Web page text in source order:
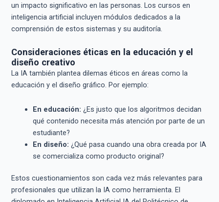
un impacto significativo en las personas. Los cursos en
inteligencia artificial incluyen módulos dedicados a la
comprensión de estos sistemas y su auditoría.
Consideraciones éticas en la educación y el
diseño creativo
La IA también plantea dilemas éticos en áreas como la
educación y el diseño gráfico. Por ejemplo:
En educación: ¿Es justo que los algoritmos decidan
qué contenido necesita más atención por parte de un
estudiante?
En diseño: ¿Qué pasa cuando una obra creada por IA
se comercializa como producto original?
Estos cuestionamientos son cada vez más relevantes para
profesionales que utilizan la IA como herramienta. El